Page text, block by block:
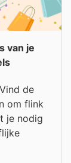
van je
de
om flink
je nodig